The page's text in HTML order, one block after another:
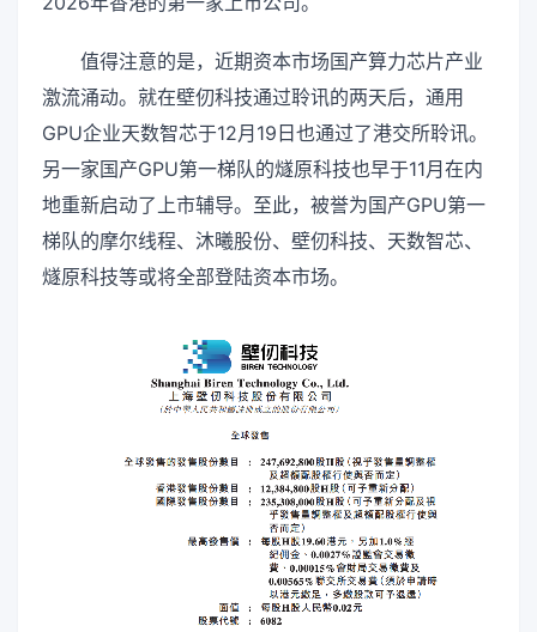
值得注意的是，近期资本市场国产算力芯片产业
激流涌动。就在壁仞科技通过聆讯的两天后，通用
GPU企业天数智芯于12月19日也通过了港交所聆讯。
另一家国产GPU第一梯队的燧原科技也早于11月在内
地重新启动了上市辅导。至此，被誉为国产GPU第一
梯队的摩尔线程、沐曦股份、壁仞科技、天数智芯、
燧原科技等或将全部登陆资本市场。